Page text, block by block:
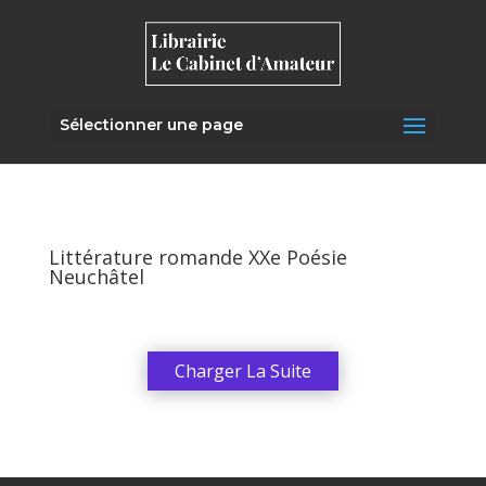
Sélectionner une page
Littérature romande XXe Poésie
Neuchâtel
Charger La Suite